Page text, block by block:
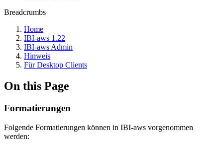
Breadcrumbs
Home
IBI-aws 1.22
IBI-aws Admin
Hinweis
Für Desktop Clients
On this Page
Formatierungen
Folgende Formatierungen können in IBI-aws vorgenommen
werden: